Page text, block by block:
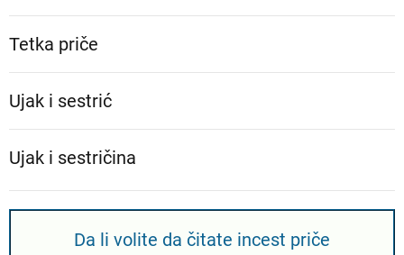
Tetka priče
Ujak i sestrić
Ujak i sestričina
Da li volite da čitate incest priče